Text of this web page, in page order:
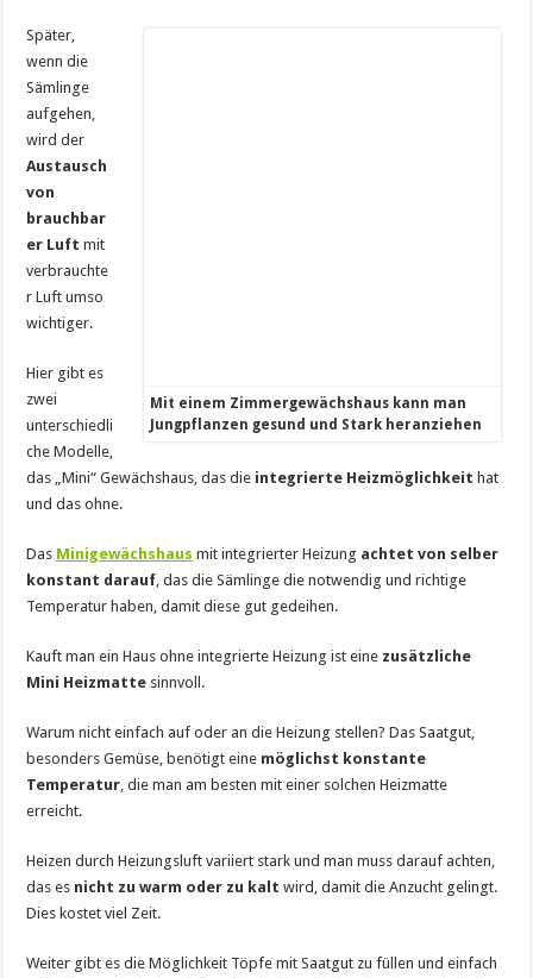
Mit einem Zimmergewächshaus kann man
Jungpflanzen gesund und Stark heranziehen
Später,
wenn die
Sämlinge
aufgehen,
wird der
Austausch
von
brauchbar
er Luft mit
verbrauchte
r Luft umso
wichtiger.
Hier gibt es
zwei
unterschiedli
che Modelle,
das „Mini“ Gewächshaus, das die integrierte Heizmöglichkeit hat
und das ohne.
Das Minigewächshaus mit integrierter Heizung achtet von selber
konstant darauf , das die Sämlinge die notwendig und richtige
Temperatur haben, damit diese gut gedeihen.
Kauft man ein Haus ohne integrierte Heizung ist eine zusätzliche
Mini Heizmatte sinnvoll.
Warum nicht einfach auf oder an die Heizung stellen? Das Saatgut,
besonders Gemüse, benötigt eine möglichst konstante
Temperatur , die man am besten mit einer solchen Heizmatte
erreicht.
Heizen durch Heizungsluft variiert stark und man muss darauf achten,
das es nicht zu warm oder zu kalt wird, damit die Anzucht gelingt.
Dies kostet viel Zeit.
Weiter gibt es die Möglichkeit Töpfe mit Saatgut zu füllen und einfach